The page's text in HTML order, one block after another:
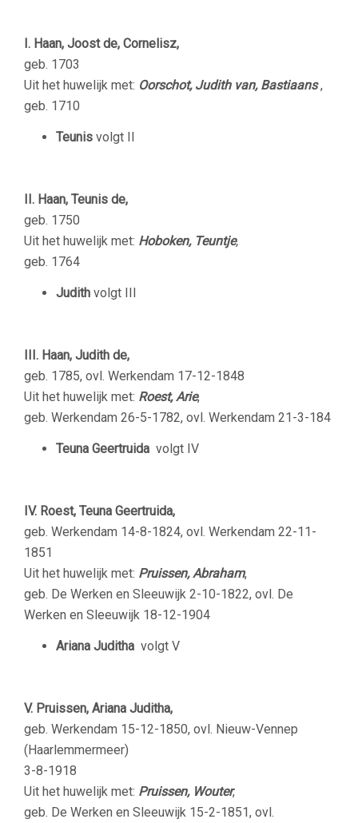
I. Haan, Joost de, Cornelisz,
geb. 1703
Uit het huwelijk met: Oorschot, Judith van, Bastiaans,
geb. 1710
Teunis volgt II
II. Haan, Teunis de,
geb. 1750
Uit het huwelijk met: Hoboken, Teuntje,
geb. 1764
Judith volgt III
III. Haan, Judith de,
geb. 1785, ovl. Werkendam 17-12-1848
Uit het huwelijk met: Roest, Arie,
geb. Werkendam 26-5-1782, ovl. Werkendam 21-3-184
Teuna Geertruida volgt IV
IV. Roest, Teuna Geertruida,
geb. Werkendam 14-8-1824, ovl. Werkendam 22-11-
1851
Uit het huwelijk met: Pruissen, Abraham,
geb. De Werken en Sleeuwijk 2-10-1822, ovl. De
Werken en Sleeuwijk 18-12-1904
Ariana Juditha volgt V
V. Pruissen, Ariana Juditha,
geb. Werkendam 15-12-1850, ovl. Nieuw-Vennep
(Haarlemmermeer)
3-8-1918
Uit het huwelijk met: Pruissen, Wouter,
geb. De Werken en Sleeuwijk 15-2-1851, ovl.